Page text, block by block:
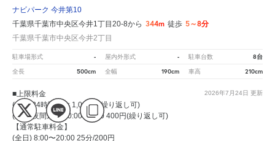
ナビパーク 今井第10
千葉県千葉市中央区今井1丁目20-8から 344m 徒歩 5～8分
千葉県千葉市中央区今井2丁目
駐車場形式 - 屋内外形式 - 駐車台数 8台
全長 500cm 全幅 190cm 車高 210cm
2026年7月24日 更新
■上限料金
(全日)24時間最大 1,000円(繰り返し可)
(全日)夜間最大 20:00〜8:00 400円(繰り返し可)
【通常駐車料金】
(全日) 8:00〜20:00 25分/200円